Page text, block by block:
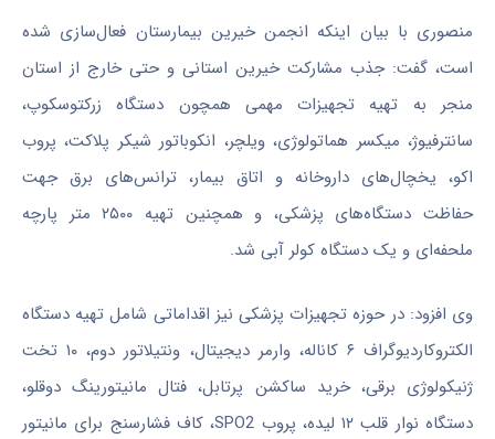
منصوری با بیان اینکه انجمن خیرین بیمارستان فعال‌سازی شده
است، گفت: جذب مشارکت خیرین استانی و حتی خارج از استان
منجر به تهیه تجهیزات مهمی همچون دستگاه زرکتوسکوپ،
سانترفیوژ، میکسر هماتولوژی، ویلچر، انکوباتور شیکر پلاکت، پروب
اکو، یخچال‌های داروخانه و اتاق بیمار، ترانس‌های برق جهت
حفاظت دستگاه‌های پزشکی، و همچنین تهیه ۲۵۰۰ متر پارچه
ملحفه‌ای و یک دستگاه کولر آبی شد.
وی افزود: در حوزه تجهیزات پزشکی نیز اقداماتی شامل تهیه دستگاه
الکتروکاردیوگراف ۶
کاناله، وارمر دیجیتال، ونتیلاتوردوم، ۱۰ تخت
ژنیکولوژی برقی، خرید ساکشن پرتابل، فتالمانیتورینگ دوقلو،
دستگاه نوار قلب ۱۲
لیده، پروب